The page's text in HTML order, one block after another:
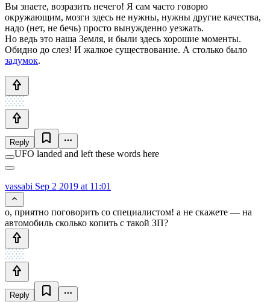
Вы знаете, возразить нечего! Я сам часто говорю
окружающим, мозги здесь не нужны, нужны другие качества,
надо (нет, не бечь) просто вынужденно уезжать.
Но ведь это наша Земля, и были здесь хорошие моменты.
Обидно до слез! И жалкое существование. А столько было
задумок.
Reply
UFO landed and left these words here
vassabi Sep 2 2019 at 11:01
о, приятно поговорить со специалистом! а не скажете — на
автомобиль сколько копить с такой ЗП?
Reply